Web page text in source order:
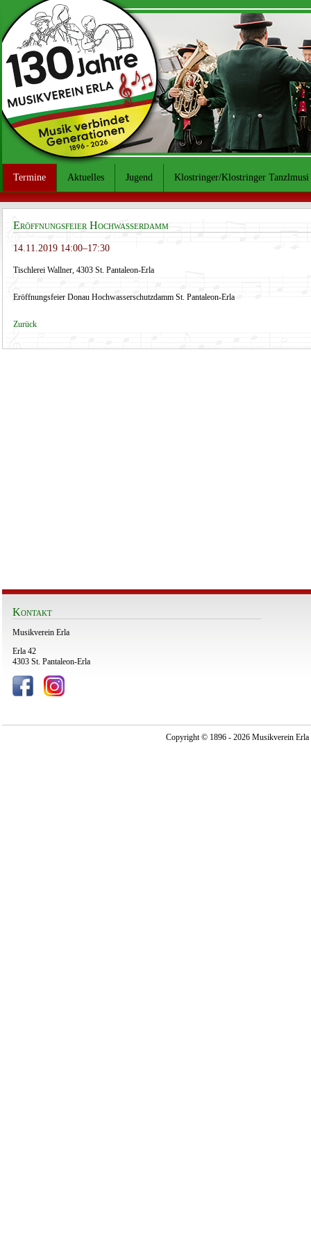
Termine Aktuelles Jugend Klostringer/Klostringer Tanzlmusi
Eröffnungsfeier Hochwasserdamm
14.11.2019 14:00–17:30
Tischlerei Wallner, 4303 St. Pantaleon-Erla
Eröffnungsfeier Donau Hochwasserschutzdamm St. Pantaleon-Erla
Zurück
Kontakt
Musikverein Erla
Erla 42
4303 St. Pantaleon-Erla
Copyright © 1896 - 2026 Musikverein Erla